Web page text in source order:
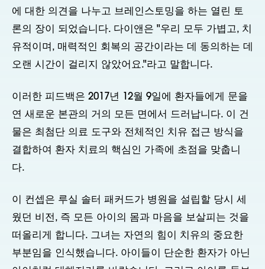
에 대한 의견을 나누고 브레인스토밍을 하는 열린 토
론의 장이 되었습니다. 다이앤은 "우리 모두 가볍고, 치
유적이며, 매력적인 회복의 공간이라는 데 동의하는 데
오랜 시간이 걸리지 않았어요."라고 말합니다.
이러한 피드백은 2017년 12월 9일에 환자들에게 문을
연 새로운 본관의 거의 모든 면에서 드러납니다. 이 건
물은 최첨단 의료 도구와 전체적인 치유 접근 방식을
결합하여 환자 치료의 핵심인 가족에 초점을 맞춥니
다.
이 컨셉은 루실 솔터 패커드가 병원을 설립할 당시 세
웠던 비전, 즉 모든 아이의 몸과 마음을 보살피는 것을
떠올리게 합니다. 그녀는 자연의 힘이 치유의 중요한
부분임을 인식했습니다. 아이들이 단순한 환자가 아닌